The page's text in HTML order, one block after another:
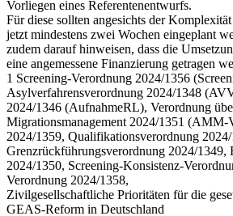
Vorliegen eines Referentenentwurfs.
Für diese sollten angesichts der
jetzt mindestens zwei Wochen eingeplant
zudem darauf hinweisen, dass die
eine angemessene Finanzierung getragen
1 Screening-Verordnung 2024/1356
Asylverfahrensverordnung 2024/1348
2024/1346 (AufnahmeRL), Verordnung
Migrationsmanagement 2024/1351
2024/1359, Qualifikationsverordnung
Grenzrückführungsverordnung 2024/1349,
2024/1350, Screening-Konsistenz-
Verordnung 2024/1358,
Zivilgesellschaftliche Prioritäten für die
GEAS-Reform in Deutschland